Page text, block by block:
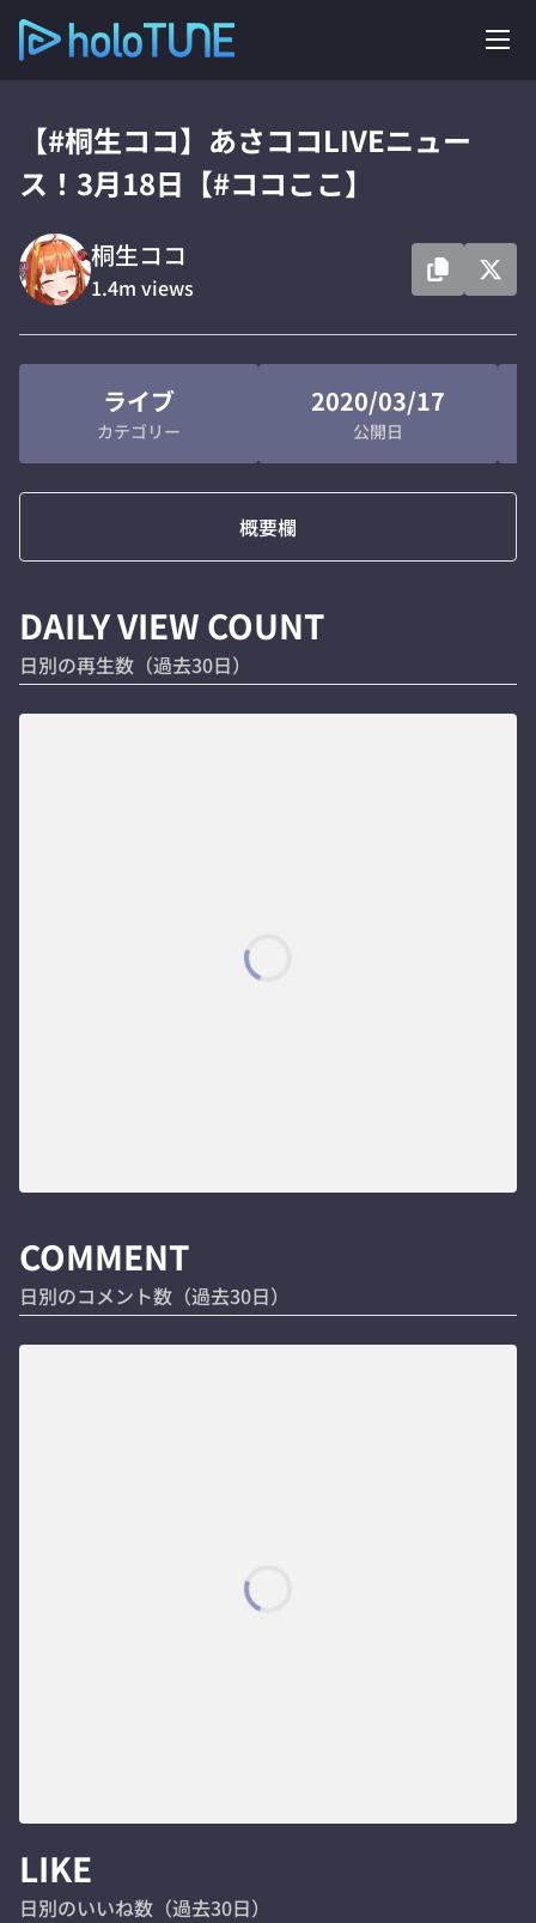
【#桐生ココ】あさココLIVEニュー
ス！3月18日【#ココここ】
桐生ココ
1.4m views
ライブ
カテゴリー
2020/03/17
公開日
概要欄
DAILY VIEW COUNT
日別の再生数（過去30日）
COMMENT
日別のコメント数（過去30日）
LIKE
日別のいいね数（過去30日）